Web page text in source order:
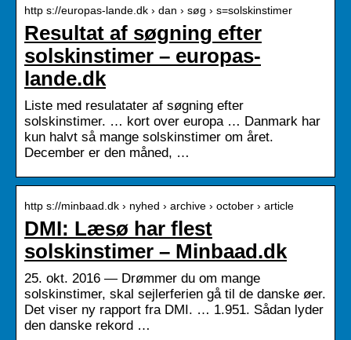
http s://europas-lande.dk › dan › søg › s=solskinstimer
Resultat af søgning efter
solskinstimer – europas-
lande.dk
Liste med resulatater af søgning efter
solskinstimer. … kort over europa … Danmark har
kun halvt så mange solskinstimer om året.
December er den måned, …
http s://minbaad.dk › nyhed › archive › october › article
DMI: Læsø har flest
solskinstimer – Minbaad.dk
25. okt. 2016 — Drømmer du om mange
solskinstimer, skal sejlerferien gå til de danske øer.
Det viser ny rapport fra DMI. … 1.951. Sådan lyder
den danske rekord …